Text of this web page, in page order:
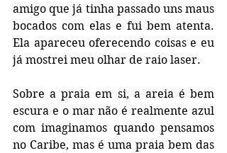
amigo que já tinha passado uns maus
bocados com elas e fui bem atenta.
Ela apareceu oferecendo coisas e eu
já mostrei meu olhar de raio laser.
Sobre a praia em si, a areia é bem
escura e o mar não é realmente azul
com imaginamos quando pensamos
no Caribe, mas é uma praia bem das